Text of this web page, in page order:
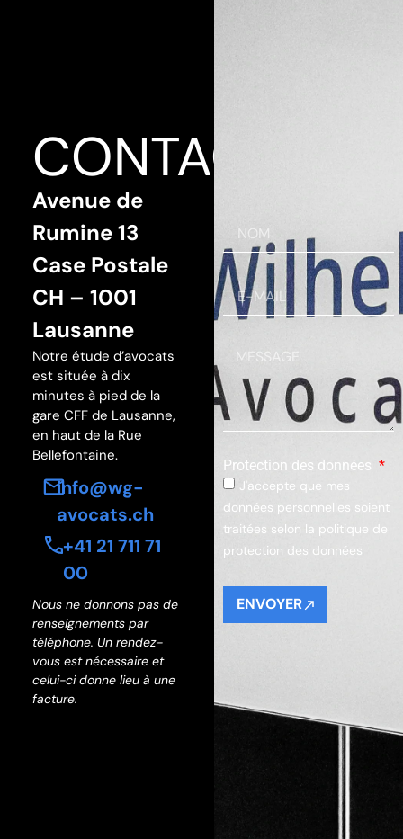
CONTACT
Avenue de
Rumine 13
Case Postale
CH – 1001
Lausanne
Notre étude d’avocats
est située à dix
minutes à pied de la
gare CFF de Lausanne,
en haut de la Rue
Bellefontaine.
info@wg-
avocats.ch
+41 21 711 71
00
Nous ne donnons pas de
renseignements par
téléphone. Un rendez-
vous est nécessaire et
celui-ci donne lieu à une
facture.
Protection des données
J'accepte que mes
données personnelles soient
traitées selon la politique de
protection des données
ENVOYER